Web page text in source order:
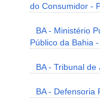
do Consumidor -
BA - Ministério
Público da Bahia
BA - Tribunal
BA - Defensoria